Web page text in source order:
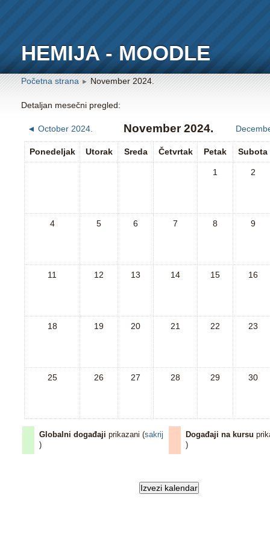
HEMIJA - MOODLE
Početna strana ► November 2024.
Detaljan mesečni pregled:
◄ October 2024. November 2024.
Ponedeljak Utorak Sreda Četvrtak Petak Subota
1 2
4 5 6 7 8 9
11 12 13 14 15 16
18 19 20 21 22 23
25 26 27 28 29 30
Globalni događaji prikazani (sakrij
)
Događaji na kursu
)